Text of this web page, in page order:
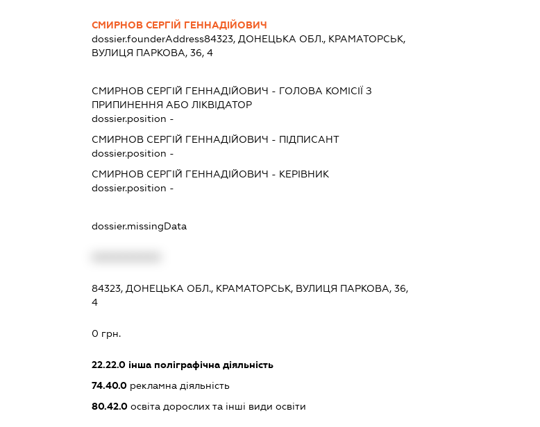
СМИРНОВ СЕРГІЙ ГЕННАДІЙОВИЧ
dossier.founderAddress84323, ДОНЕЦЬКА ОБЛ., КРАМАТОРСЬК,
ВУЛИЦЯ ПАРКОВА, 36, 4
СМИРНОВ СЕРГІЙ ГЕННАДІЙОВИЧ - ГОЛОВА КОМІСІЇ З
ПРИПИНЕННЯ АБО ЛІКВІДАТОР
dossier.position -
СМИРНОВ СЕРГІЙ ГЕННАДІЙОВИЧ - ПІДПИСАНТ
dossier.position -
СМИРНОВ СЕРГІЙ ГЕННАДІЙОВИЧ - КЕРІВНИК
dossier.position -
dossier.missingData
84323, ДОНЕЦЬКА ОБЛ., КРАМАТОРСЬК, ВУЛИЦЯ ПАРКОВА, 36,
4
0 грн.
22.22.0інша поліграфічна діяльність
74.40.0рекламна діяльність
80.42.0освіта дорослих та інші види освіти